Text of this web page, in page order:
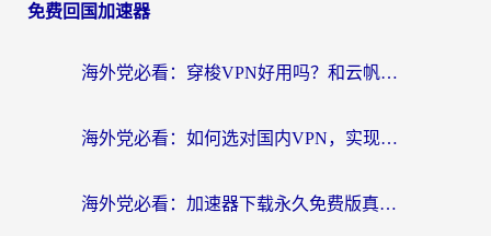
免费回国加速器
海外党必看：穿梭VPN好用吗？和云帆VPN对比哪个回国效果更好？附真实测评+避坑指南
海外党必看：如何选对国内VPN，实现无缝访问国内资源？
海外党必看：加速器下载永久免费版真的存在吗？教你无缝访问国内资源的正确姿势